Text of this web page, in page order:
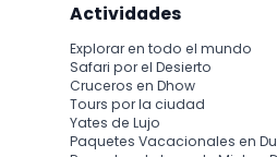
Actividades
Explorar en todo el mundo
Safari por el Desierto
Cruceros en Dhow
Tours por la ciudad
Yates de Lujo
Paquetes Vacacionales en